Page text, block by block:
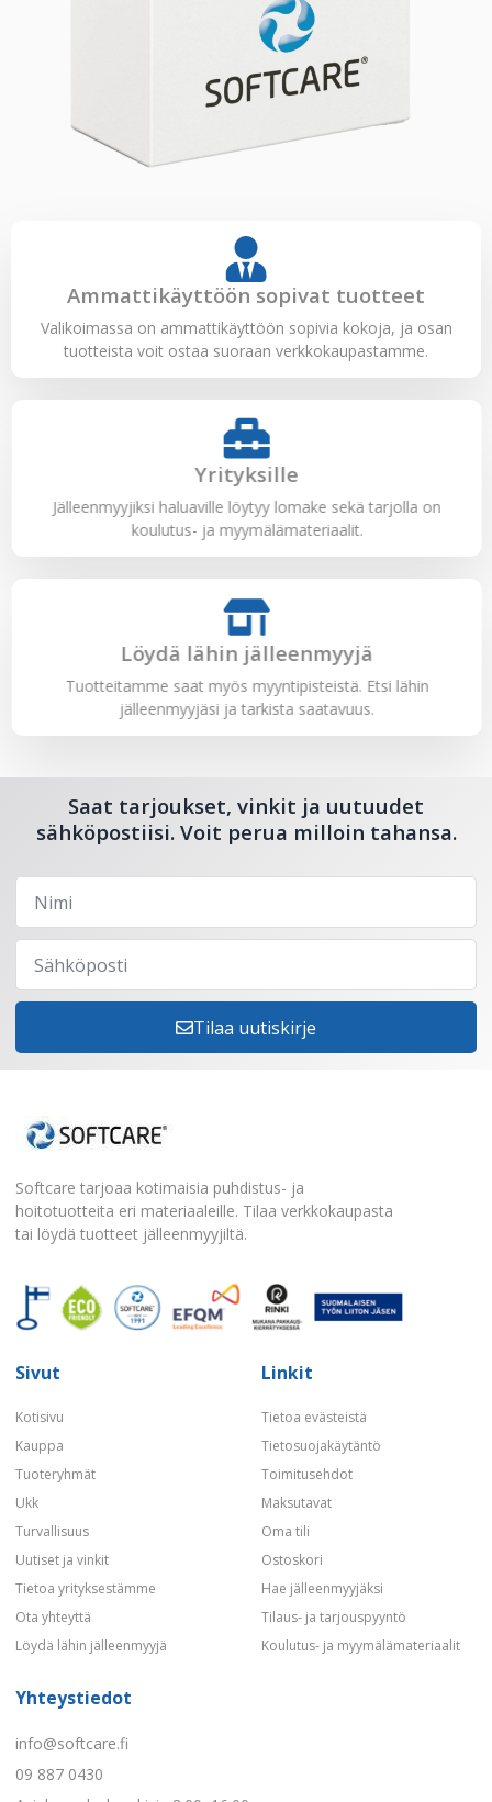
Ammattikäyttöön sopivat tuotteet
Valikoimassa on ammattikäyttöön sopivia kokoja, ja osan
tuotteista voit ostaa suoraan verkkokaupastamme.
Yrityksille
Jälleenmyyjiksi haluaville löytyy lomake sekä tarjolla on
koulutus- ja myymälämateriaalit.
Löydä lähin jälleenmyyjä
Tuotteitamme saat myös myyntipisteistä. Etsi lähin
jälleenmyyjäsi ja tarkista saatavuus.
Saat tarjoukset, vinkit ja uutuudet
sähköpostiisi. Voit perua milloin tahansa.
Tilaa uutiskirje
Softcare tarjoaa kotimaisia puhdistus- ja
hoitotuotteita eri materiaaleille. Tilaa verkkokaupasta
tai löydä tuotteet jälleenmyyjiltä.
Sivut
Kotisivu
Kauppa
Tuoteryhmät
Ukk
Turvallisuus
Uutiset ja vinkit
Tietoa yrityksestämme
Ota yhteyttä
Löydä lähin jälleenmyyjä
Linkit
Tietoa evästeistä
Tietosuojakäytäntö
Toimitusehdot
Maksutavat
Oma tili
Ostoskori
Hae jälleenmyyjäksi
Tilaus- ja tarjouspyyntö
Koulutus- ja myymälämateriaalit
Yhteystiedot
info@softcare.fi
09 887 0430